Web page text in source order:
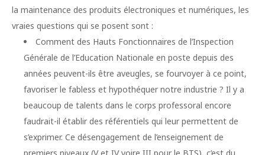
la maintenance des produits électroniques et numériques, les
vraies questions qui se posent sont :
Comment des Hauts Fonctionnaires de l’Inspection
Générale de l’Education Nationale en poste depuis des
années peuvent-ils être aveugles, se fourvoyer à ce point,
favoriser le fabless et hypothéquer notre industrie ? Il y a
beaucoup de talents dans le corps professoral encore
faudrait-il établir des référentiels qui leur permettent de
s’exprimer. Ce désengagement de l’enseignement de